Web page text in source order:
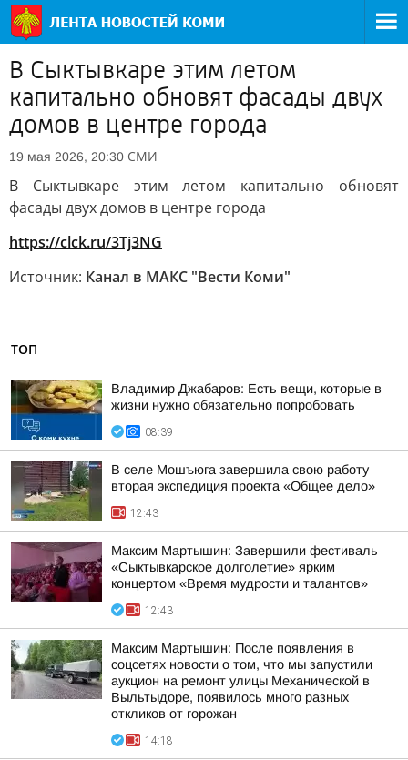
В Сыктывкаре этим летом
капитально обновят фасады двух
домов в центре города
19 мая 2026, 20:30 СМИ
В Сыктывкаре этим летом капитально обновят
фасады двух домов в центре города
https://clck.ru/3Tj3NG
Источник: Канал в МАКС "Вести Коми"
ТОП
Владимир Джабаров: Есть вещи, которые в
жизни нужно обязательно попробовать
08:39
В селе Мошъюга завершила свою работу
вторая экспедиция проекта «Общее дело»
12:43
Максим Мартышин: Завершили фестиваль
«Сыктывкарское долголетие» ярким
концертом «Время мудрости и талантов»
12:43
Максим Мартышин: После появления в
соцсетях новости о том, что мы запустили
аукцион на ремонт улицы Механической в
Выльтыдоре, появилось много разных
откликов от горожан
14:18